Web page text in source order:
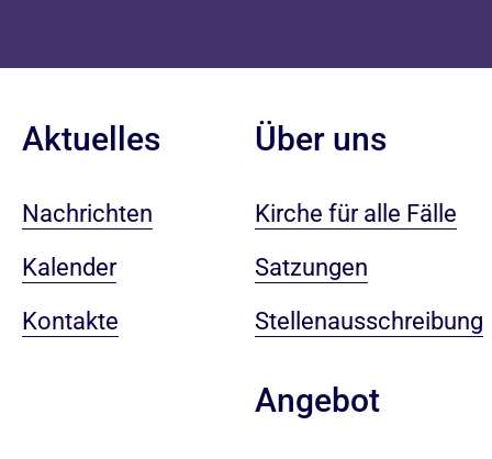
Aktuelles
Nachrichten
Kalender
Kontakte
Über uns
Kirche für alle Fälle
Satzungen
Stellenausschreibung
Angebot